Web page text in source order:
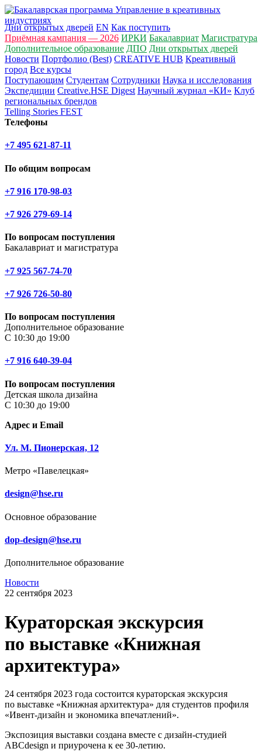
Дни открытых дверей EN Как поступить
Приёмная кампания — 2026 ИРКИ Бакалавриат Магистратура
Дополнительное образование ДПО Дни открытых дверей
Новости Портфолио (Best) CREATIVE HUB Креативный
город Все курсы
Поступающим Студентам Сотрудники Наука и исследования
Экспедиции Creative.HSE Digest Научный журнал «КИ» Клуб
региональных брендов
Telling Stories FEST
Телефоны
+7 495 621-87-11
По общим вопросам
+7 916 170-98-03
+7 926 279-69-14
По вопросам поступления
Бакалавриат и магистратура
+7 925 567-74-70
+7 926 726-50-80
По вопросам поступления
Дополнительное образование
С 10:30 до 19:00
+7 916 640-39-04
По вопросам поступления
Детская школа дизайна
С 10:30 до 19:00
Адрес и Email
Ул. М. Пионерская, 12
Метро «Павелецкая»
design@hse.ru
Основное образование
dop-design@hse.ru
Дополнительное образование
Новости
22 сентября 2023
Кураторская экскурсия
по выставке «Книжная
архитектура»
24 сентября 2023 года состоится кураторская экскурсия
по выставке «Книжная архитектура» для студентов профиля
«Ивент-дизайн и экономика впечатлений».
Экспозиция выставки создана вместе с дизайн-студией
ABCdesign и приурочена к ее 30-летию.